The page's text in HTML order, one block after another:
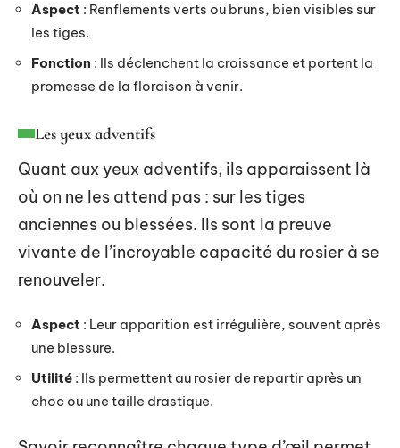
Aspect : Renflements verts ou bruns, bien visibles sur
les tiges.
Fonction : Ils déclenchent la croissance et portent la
promesse de la floraison à venir.
Les yeux adventifs
Quant aux yeux adventifs, ils apparaissent là
où on ne les attend pas : sur les tiges
anciennes ou blessées. Ils sont la preuve
vivante de l’incroyable capacité du rosier à se
renouveler.
Aspect : Leur apparition est irrégulière, souvent après
une blessure.
Utilité : Ils permettent au rosier de repartir après un
choc ou une taille drastique.